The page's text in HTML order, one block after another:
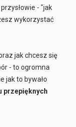
- "jak
wykorzystać
jak chcesz się
- to ogromna
jak to bywało
przepięknych